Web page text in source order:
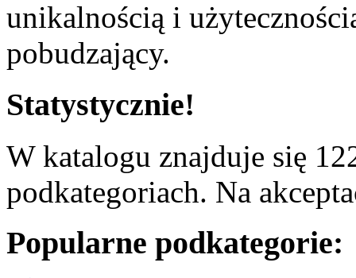
unikalnością i
pobudzający.
Statystycznie!
W katalogu znajduje się
podkategoriach. Na
Popularne podkategorie: